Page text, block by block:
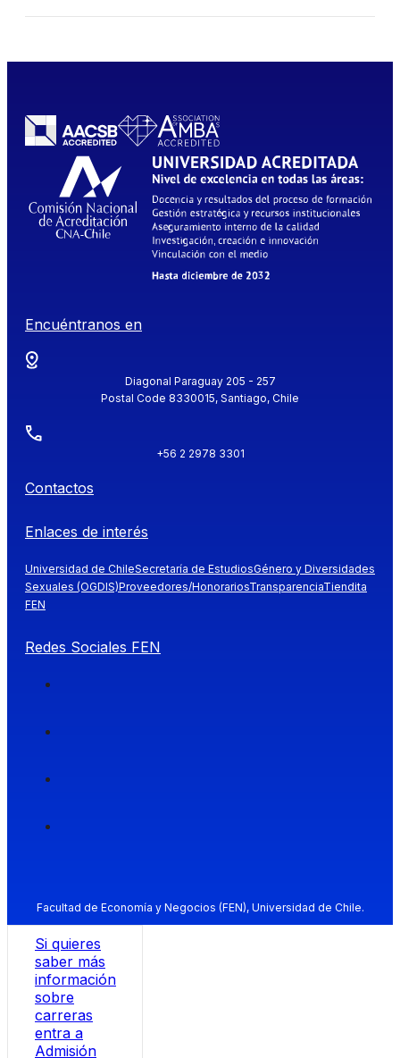
Encuéntranos en
Diagonal Paraguay 205 - 257
Postal Code 8330015, Santiago, Chile
+56 2 2978 3301
Contactos
Enlaces de interés
Universidad de ChileSecretaría de EstudiosGénero y Diversidades
Sexuales (OGDIS)Proveedores/HonorariosTransparenciaTiendita
FEN
Redes Sociales FEN
Facultad de Economía y Negocios (FEN), Universidad de Chile.
Si quieres
saber más
información
sobre
carreras
entra a
Admisión